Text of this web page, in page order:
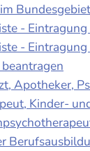
Bundesgebiet
- Eintragung
- Eintragung
Apotheker,
Kinder-